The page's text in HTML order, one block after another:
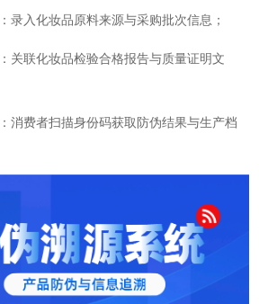
入化妆品原料来源与采购批次信息；
关联化妆品检验合格报告与质量证明文
消费者扫描身份码获取防伪结果与生产档